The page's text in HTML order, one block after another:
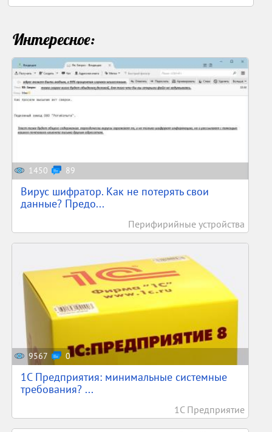
Интересное:
1450 89
Вирус шифратор. Как не потерять свои
данные? Предо...
Перифирийные устройства
9567 0
1С Предприятия: минимальные системные
требования? ...
1С Предприятие